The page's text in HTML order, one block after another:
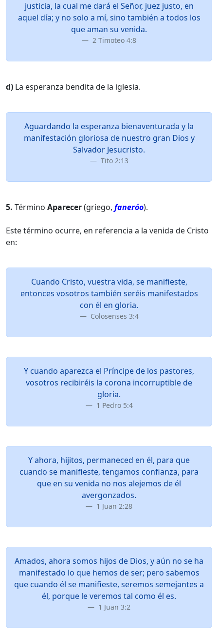
justicia, la cual me dará el Señor, juez justo, en
aquel día; y no solo a mí, sino también a todos los
que aman su venida.
2 Timoteo 4:8
d) La esperanza bendita de la iglesia.
Aguardando la esperanza bienaventurada y la
manifestación gloriosa de nuestro gran Dios y
Salvador Jesucristo.
Tito 2:13
5. Término Aparecer(griego, faneróo).
Este término ocurre, en referencia a la venida de Cristo
en:
Cuando Cristo, vuestra vida, se manifieste,
entonces vosotros también seréis manifestados
con él en gloria.
Colosenses 3:4
Y cuando aparezca el Príncipe de los pastores,
vosotros recibiréis la corona incorruptible de
gloria.
1 Pedro 5:4
Y ahora, hijitos, permaneced en él, para que
cuando se manifieste, tengamos confianza, para
que en su venida no nos alejemos de él
avergonzados.
1 Juan 2:28
Amados, ahora somos hijos de Dios, y aún no se ha
manifestado lo que hemos de ser; pero sabemos
que cuando él se manifieste, seremos semejantes a
él, porque le veremos tal como él es.
1 Juan 3:2